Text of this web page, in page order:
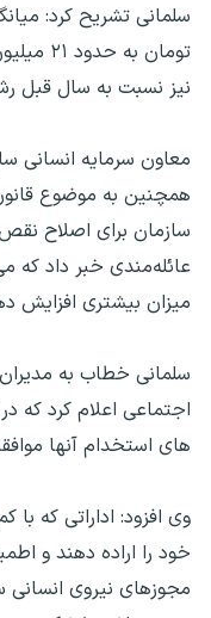
تومان
نیز نسبت به سال قبل
معاون سرمایه انسانی
همچنین به موضوع
سازمان برای اصلاح
عائله‌مندی خبر داد که
میزان بیشتری افزایش
سلمانی خطاب به مدیران
اجتماعی اعلام کرد که
های استخدام آنها
وی افزود: اداراتی که با
خود را اراده دهند و
مجوزهای نیروی